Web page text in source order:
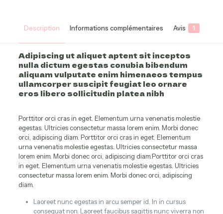
Description Informations complémentaires Avis 1
Adipiscing ut aliquet aptent sit inceptos
nulla dictum egestas conubia bibendum
aliquam vulputate enim himenaeos tempus
ullamcorper suscipit feugiat leo ornare
eros libero sollicitudin platea nibh
Porttitor orci cras in eget. Elementum urna venenatis molestie
egestas. Ultricies consectetur massa lorem enim. Morbi donec
orci, adipiscing diam. Porttitor orci cras in eget. Elementum
urna venenatis molestie egestas. Ultricies consectetur massa
lorem enim. Morbi donec orci, adipiscing diam.Porttitor orci cras
in eget. Elementum urna venenatis molestie egestas. Ultricies
consectetur massa lorem enim. Morbi donec orci, adipiscing
diam.
Laoreet nunc egestas in arcu semper id. In in cursus
consequat non. Laoreet faucibus sagittis nunc viverra non